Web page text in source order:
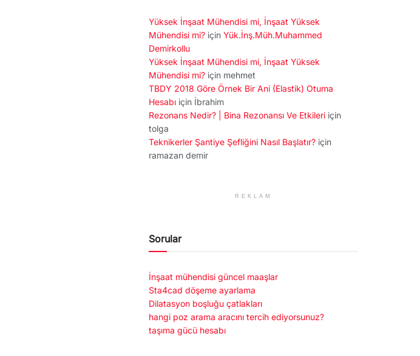
Yüksek İnşaat Mühendisi mi, İnşaat Yüksek
Mühendisi mi? için Yük.İnş.Müh.Muhammed
Demirkollu
Yüksek İnşaat Mühendisi mi, İnşaat Yüksek
Mühendisi mi? için mehmet
TBDY 2018 Göre Örnek Bir Ani (Elastik) Otuma
Hesabı için İbrahim
Rezonans Nedir? | Bina Rezonansı Ve Etkileri için
tolga
Teknikerler Şantiye Şefliğini Nasıl Başlatır? için
ramazan demir
REKLAM
Sorular
İnşaat mühendisi güncel maaşlar
Sta4cad döşeme ayarlama
Dilatasyon boşluğu çatlakları
hangi poz arama aracını tercih ediyorsunuz?
taşıma gücü hesabı